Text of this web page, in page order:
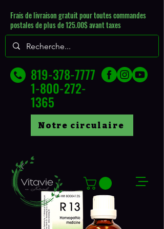
Frais de livraison gratuit pour toutes commandes
postales de plus de 125.00$ avant taxes
819-378-7777
1-800-272-
1365
Notre circulaire